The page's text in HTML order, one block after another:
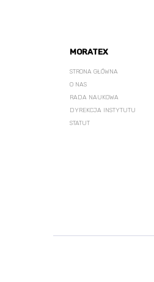
MORATEX
STRONA GŁÓWNA
O NAS
RADA NAUKOWA
DYREKCJA INSTYTUTU
STATUT